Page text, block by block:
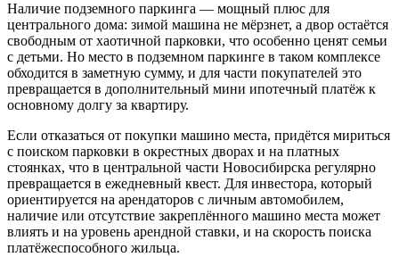
Наличие подземного паркинга — мощный плюс для
центрального дома: зимой машина не мёрзнет, а двор остаётся
свободным от хаотичной парковки, что особенно ценят семьи
с детьми. Но место в подземном паркинге в таком комплексе
обходится в заметную сумму, и для части покупателей это
превращается в дополнительный мини ипотечный платёж к
основному долгу за квартиру.
Если отказаться от покупки машино места, придётся мириться
с поиском парковки в окрестных дворах и на платных
стоянках, что в центральной части Новосибирска регулярно
превращается в ежедневный квест. Для инвестора, который
ориентируется на арендаторов с личным автомобилем,
наличие или отсутствие закреплённого машино места может
влиять и на уровень арендной ставки, и на скорость поиска
платёжеспособного жильца.